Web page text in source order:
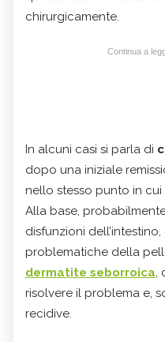
chirurgicamente.
Continua a
In alcuni casi si parla di
dopo una iniziale
nello stesso punto in
Alla base,
disfunzioni
problematiche della
dermatite seborroica,
risolvere il problema e,
recidive.